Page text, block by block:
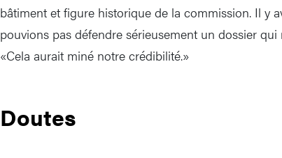
bâtiment et figure historique de la commission. Il y
pouvions pas défendre sérieusement un dossier
«Cela aurait miné notre crédibilité.»
Doutes